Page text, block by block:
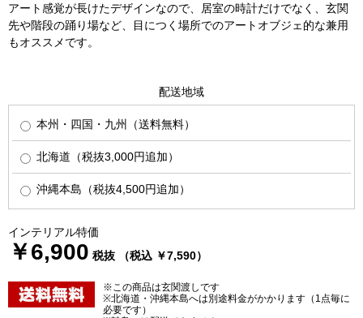
アート感覚が長けたデザインなので、居室の時計だけでなく、玄関
先や階段の踊り場など、目につく場所でのアートオブジェ的な兼用
もオススメです。
配送地域
本州・四国・九州（送料無料）
北海道（税抜3,000円追加）
沖縄本島（税抜4,500円追加）
インテリアル特価
￥6,900 税抜 （税込 ￥7,590）
※この商品は玄関渡しです
※北海道・沖縄本島へは別途料金がかかります（1点毎に
必要です）